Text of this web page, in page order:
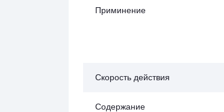
Приминение
Скорость действия
Содержание